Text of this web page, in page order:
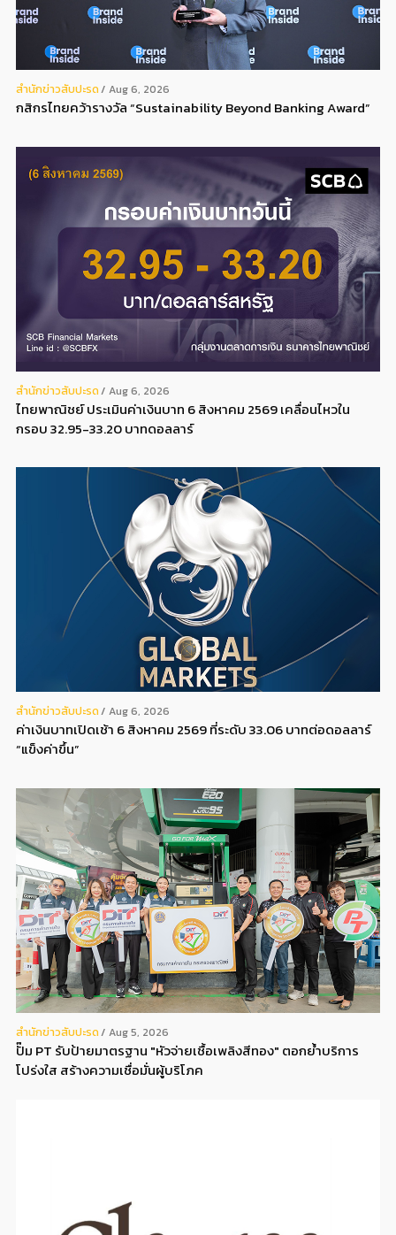
สํานักข่าวสับปะรด Aug 6, 2026
กสิกรไทยคว้ารางวัล “Sustainability Beyond Banking Award”
สํานักข่าวสับปะรด Aug 6, 2026
ไทยพาณิชย์ ประเมินค่าเงินบาท 6 สิงหาคม 2569 เคลื่อนไหวใน
กรอบ 32.95-33.20 บาทดอลลาร์
สํานักข่าวสับปะรด Aug 6, 2026
ค่าเงินบาทเปิดเช้า 6 สิงหาคม 2569 ที่ระดับ 33.06 บาทต่อดอลลาร์
“แข็งค่าขึ้น”
สํานักข่าวสับปะรด Aug 5, 2026
ปั๊ม PT รับป้ายมาตรฐาน "หัวจ่ายเชื้อเพลิงสีทอง" ตอกย้ำบริการ
โปร่งใส สร้างความเชื่อมั่นผู้บริโภค